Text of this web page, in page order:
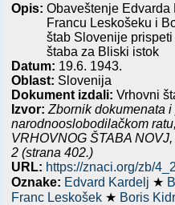
Opis:Obaveštenje
Francu Leskošeku i
štab Slovenije
štaba za Bliski istok
Datum: 19.6. 1943.
Oblast: Slovenija
Dokument izdali: Vrhovni
Izvor: Zbornik dokumenata
narodnooslobodilačkom
VRHOVNOG ŠTABA
2 (strana 402.)
URL: https://znaci.org/zb/
Oznake: Edvard Kardelj ★
Franc Leskošek ★ Boris